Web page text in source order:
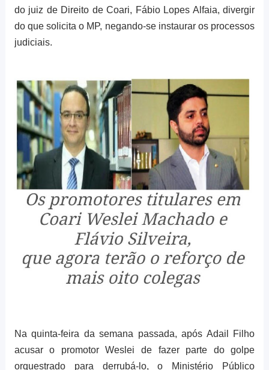
do juiz de Direito de Coari, Fábio Lopes Alfaia, divergir
do que solicita o MP, negando-se instaurar os processos
judiciais.
Na quinta-feira da semana passada, após Adail Filho
acusar o promotor Weslei de fazer parte do golpe
orquestrado para derrubá-lo, o Ministério Público